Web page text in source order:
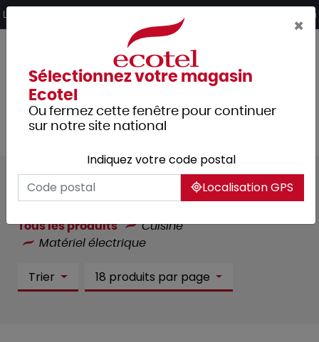
Livraison offerte dès 249€ HT d’achat et retrait 2h en magasin
Matériel électrique :249
article(s)
Tous les produits
Cuisine
Matériel électrique
Trier 18 produits par page
×
Sélectionnez votre magasin
Ecotel
Ou fermez cette fenêtre pour continuer
sur notre site national
Indiquez votre code postal
Localisation GPS
Panneau de gestion des cookies